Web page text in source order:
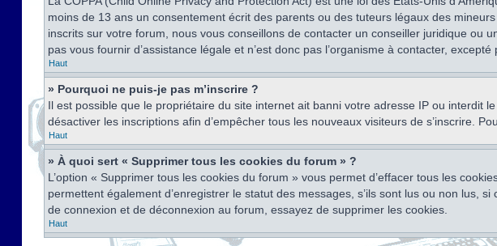
moins de 13 ans un consentement écrit des parents ou des tuteurs légaux des
inscrits sur votre forum, nous vous conseillons de contacter un conseiller juridique ou
pas vous fournir d’assistance légale et n’est donc pas l’organisme à contacter,
Haut
» Pourquoi ne puis-je pas m’inscrire ?
Il est possible que le propriétaire du site internet ait banni votre adresse IP ou interdit
désactiver les inscriptions afin d’empêcher tous les nouveaux visiteurs de s’inscrire.
Haut
» À quoi sert « Supprimer tous les cookies du forum » ?
L’option « Supprimer tous les cookies du forum » vous permet d’effacer tous les
permettent également d’enregistrer le statut des messages, s’ils sont lus ou non
de connexion et de déconnexion au forum, essayez de supprimer les cookies.
Haut